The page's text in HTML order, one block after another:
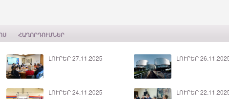
ՀԱՂՈՐԴՈՒՄՆԵՐ
ԼՈՒՐԵՐ 27.11.2025 ԼՈՒՐԵՐ
ԼՈՒՐԵՐ 24.11.2025 ԼՈՒՐԵՐ